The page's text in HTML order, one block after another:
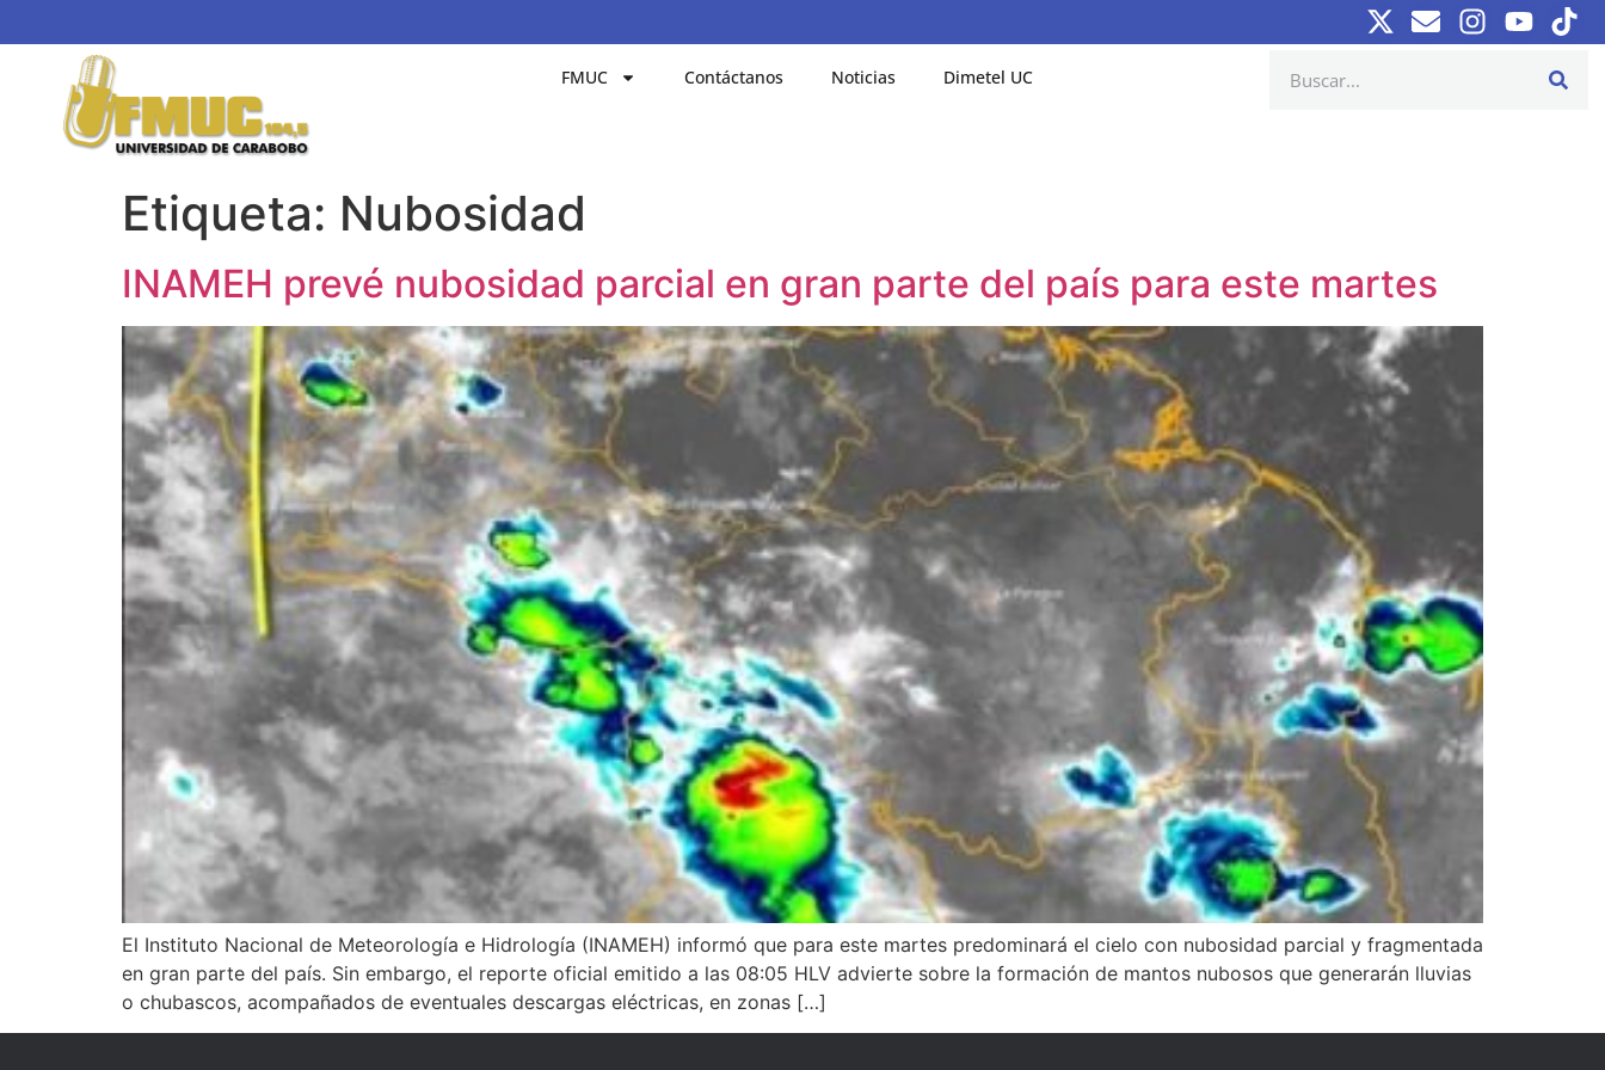
FMUC Contáctanos Noticias Dimetel UC
Etiqueta: Nubosidad
INAMEH prevé nubosidad parcial en gran parte del país para este martes
El Instituto Nacional de Meteorología e Hidrología (INAMEH) informó que para este martes predominará el cielo con nubosidad parcial y fragmentada
en gran parte del país. Sin embargo, el reporte oficial emitido a las 08:05 HLV advierte sobre la formación de mantos nubosos que generarán lluvias
o chubascos, acompañados de eventuales descargas eléctricas, en zonas […]